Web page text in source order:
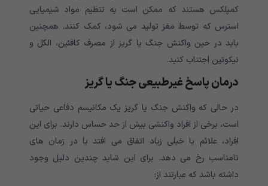
کمپلکس هستند که ممکن است به تنظیم مواد شیمیایی
استرس که توسط مغز تولید می شود، کمک کنند. همچنین
باید در حین واکنش جنگ یا گریز از مصرف کافئین، الکل و
نیکوتین اجتناب کنید.
درمان پاسخ غیرطبیعی جنگ یا گریز
در حالی که واکنش جنگ یا گریز یک مکانیسم دفاعی حیاتی
است، برخی از افراد واکنشی بیش از حد حساس دارند. برای این
افراد، علائم یا خیلی زیاد اتفاق می افتد یا در زمان های
نامناسب رخ می دهد. برای این شاید چندین دلیل وجود
داشته باشد که عبارتند از: